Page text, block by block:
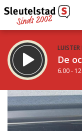
LUISTER
De
6.00 -
STRAKS:
De middag van
12.00 - 19.00 uur
Vorig uur